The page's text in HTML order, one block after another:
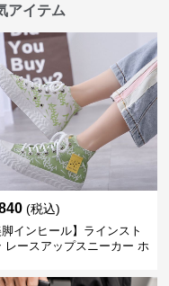
アイテム
(税込)
脚インヒール】ラインスト
レースアップスニーカー ホ